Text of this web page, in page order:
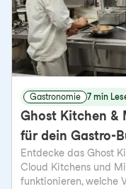
Gastronomie 7 min
Ghost Kitchen &
für dein Gastro-
Entdecke das Ghost
Cloud Kitchens und
funktionieren, welche